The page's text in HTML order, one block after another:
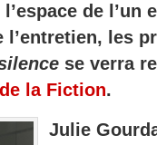
de l’un
l’entretien, les
se verra
la Fiction.
Julie